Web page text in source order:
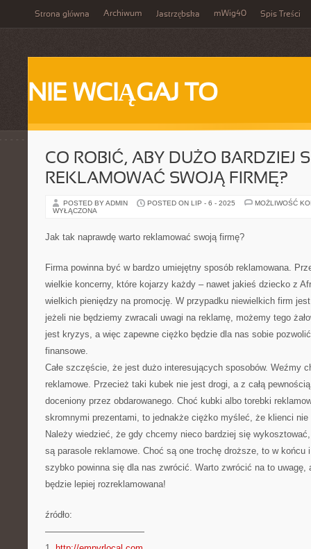
Strona główna Archiwum Jastrzębska mWig40 Spis Treści
NIE WCIĄGAJ TO
CO ROBIĆ, ABY DUŻO BARDZIEJ
REKLAMOWAĆ SWOJĄ FIRMĘ?
POSTED BY ADMIN POSTED ON LIP - 6 - 2025
MOŻLIWOŚĆ
WYŁĄCZONA
Jak tak naprawdę warto reklamować swoją firmę?
Firma powinna być w bardzo umiejętny sposób reklamowana.
wielkie koncerny, które kojarzy każdy – nawet jakieś dziecko z
wielkich pieniędzy na promocję. W przypadku niewielkich firm
jeżeli nie będziemy zwracali uwagi na reklamę, możemy tego
jest kryzys, a więc zapewne ciężko będzie dla nas sobie
finansowe.
Całe szczęście, że jest dużo interesujących sposobów. Weźmy
reklamowe. Przecież taki kubek nie jest drogi, a z całą
doceniony przez obdarowanego. Choć kubki albo torebki
skromnymi prezentami, to jednakże ciężko myśleć, że klienci
Należy wiedzieć, że gdy chcemy nieco bardziej się
są parasole reklamowe. Choć są one trochę droższe, to w końcu
szybko powinna się dla nas zwrócić. Warto zwrócić na to uwagę,
będzie lepiej rozreklamowana!
źródło:
———————————